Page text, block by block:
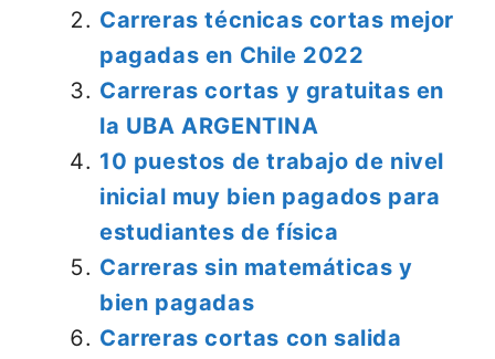
Carreras técnicas cortas mejor
pagadas en Chile 2022
Carreras cortas y gratuitas en
la UBA ARGENTINA
10 puestos de trabajo de nivel
inicial muy bien pagados para
estudiantes de física
Carreras sin matemáticas y
bien pagadas
Carreras cortas con salida